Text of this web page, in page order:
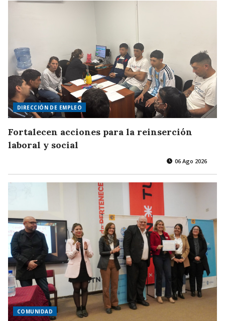
DIRECCIÓN DE EMPLEO
Fortalecen acciones para la reinserción
laboral y social
06 Ago 2026
COMUNIDAD